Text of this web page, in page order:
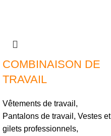
COMBINAISON DE
TRAVAIL
Vêtements de travail ,
Pantalons de travail , Vestes et
gilets professionnels,